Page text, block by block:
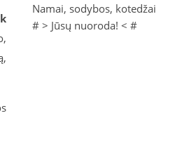
Namai, sodybos, kotedžai
# > Jūsų nuoroda! < #